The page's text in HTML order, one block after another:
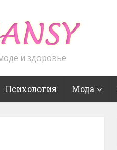
и здоровье
Психология Мода